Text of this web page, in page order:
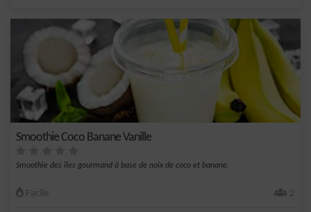
Smoothie Coco Banane Vanille
Smoothie des îles gourmand à base de noix de coco et banane.
Facile 2